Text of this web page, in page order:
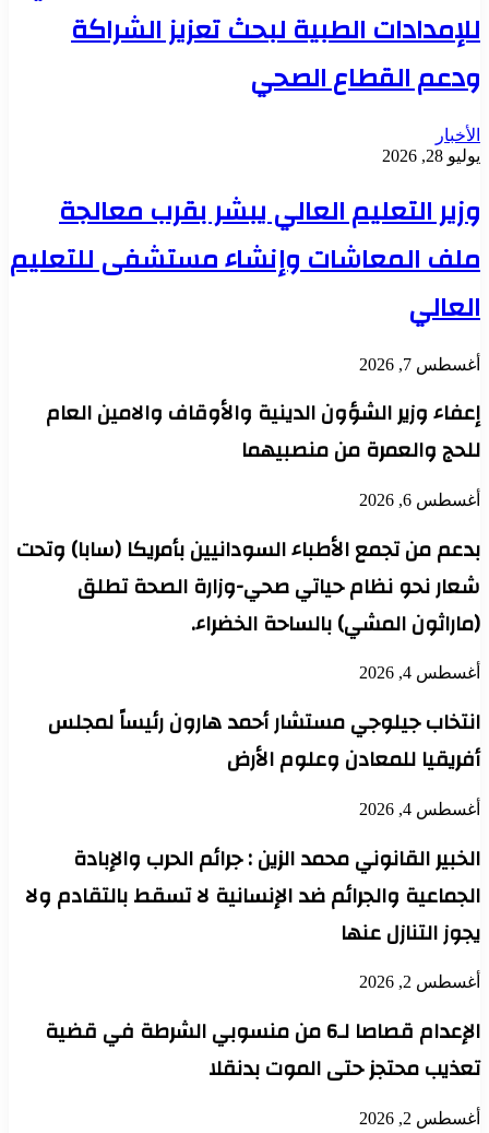
للإمدادات الطبية لبحث تعزيز الشراكة
ودعم القطاع الصحي
الأخبار
يوليو 28, 2026
وزير التعليم العالي يبشر بقرب معالجة
ملف المعاشات وإنشاء مستشفى للتعليم
العالي
أغسطس 7, 2026
إعفاء وزير الشؤون الدينية والأوقاف والامين العام
للحج والعمرة من منصبيهما
أغسطس 6, 2026
بدعم من تجمع الأطباء السودانيين بأمريكا (سابا) وتحت
شعار نحو نظام حياتي صحي-وزارة الصحة تطلق
(ماراثون المشي) بالساحة الخضراء.
أغسطس 4, 2026
انتخاب جيلوجي مستشار أحمد هارون رئيساً لمجلس
أفريقيا للمعادن وعلوم الأرض
أغسطس 4, 2026
الخبير القانوني محمد الزين : جرائم الحرب والإبادة
الجماعية والجرائم ضد الإنسانية لا تسقط بالتقادم ولا
يجوز التنازل عنها
أغسطس 2, 2026
الإعدام قصاصا لـ6 من منسوبي الشرطة في قضية
تعذيب محتجز حتى الموت بدنقلا
أغسطس 2, 2026